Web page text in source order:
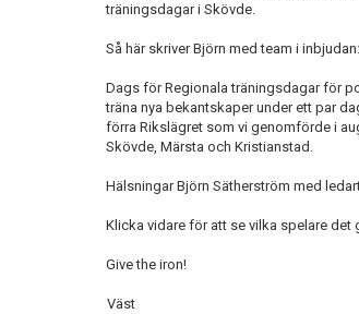
träningsdagar i Skövde.
Så här skriver Björn med team i inbjudan:
Dags för Regionala träningsdagar för
träna nya bekantskaper under ett par
förra Rikslägret som vi genomförde i
Skövde, Märsta och Kristianstad.
Hälsningar Björn Sätherström med
Klicka vidare för att se vilka spelare det
Give the iron!
Väst